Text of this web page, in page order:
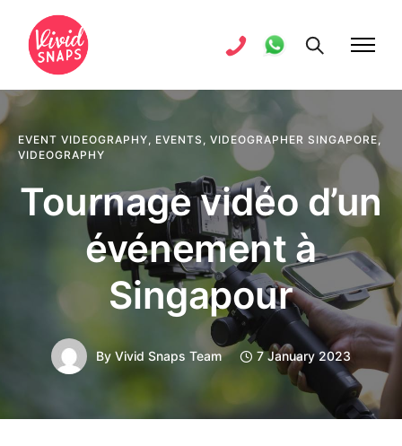
EVENT VIDEOGRAPHY, EVENTS , VIDEOGRAPHER SINGAPORE,
VIDEOGRAPHY
Tournage vidéo d’un
événement à
Singapour
By Vivid Snaps Team 7 January 2023